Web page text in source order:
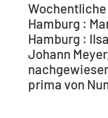
Hamburg :
Hamburg :
Johann
prima von